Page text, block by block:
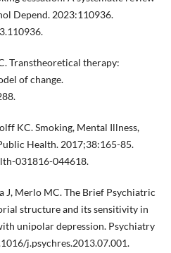
Depend. 2023:110936.
Transtheoretical therapy:
of change.
KC. Smoking, Mental Illness,
Health. 2017;38:165-85.
031816-044618.
J, Merlo MC. The Brief Psychiatric
structure and its sensitivity in
unipolar depression. Psychiatry
j.psychres.2013.07.001.